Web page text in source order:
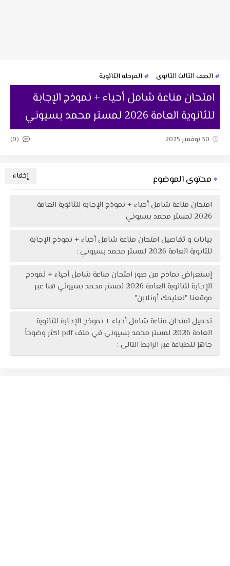
الصف الثالث الثانوى المرحلة الثانوية
امتحان مناعة شامل أحياء + نموذج الإجابة
للثانوية العامة 2026 لمستر محمد بسيوني
30 نوفمبر 2025 (0)
محتوى الموضوع
امتحان مناعة شامل أحياء + نموذج الإجابة للثانوية العامة
2026 لمستر محمد بسيوني
بيانات و تفاصيل امتحان مناعة شامل أحياء + نموذج الإجابة
للثانوية العامة 2026 لمستر محمد بسيوني :
إستعراض نماذج من صور امتحان مناعة شامل أحياء + نموذج
الإجابة للثانوية العامة 2026 لمستر محمد بسيوني هنا عبر
موقعنا "تعليمك أونلاين"
تحميل امتحان مناعة شامل أحياء + نموذج الإجابة للثانوية
العامة 2026 لمستر محمد بسيوني في ملف pdf اكثر وضوحاً
جاهز للطباعة عبر الرابط التالى :